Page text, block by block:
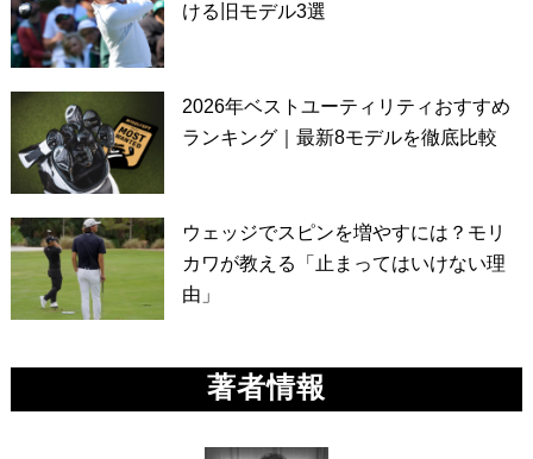
ける旧モデル3選
2026年ベストユーティリティおすすめ
ランキング｜最新8モデルを徹底比較
ウェッジでスピンを増やすには？モリ
カワが教える「止まってはいけない理
由」
著者情報